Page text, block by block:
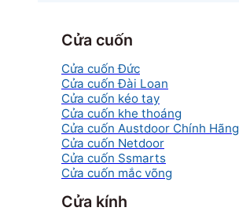
Cửa cuốn
Cửa cuốn Đức
Cửa cuốn Đài Loan
Cửa cuốn kéo tay
Cửa cuốn khe thoáng
Cửa cuốn Austdoor Chính Hãng
Cửa cuốn Netdoor
Cửa cuốn Ssmarts
Cửa cuốn mắc võng
Cửa kính